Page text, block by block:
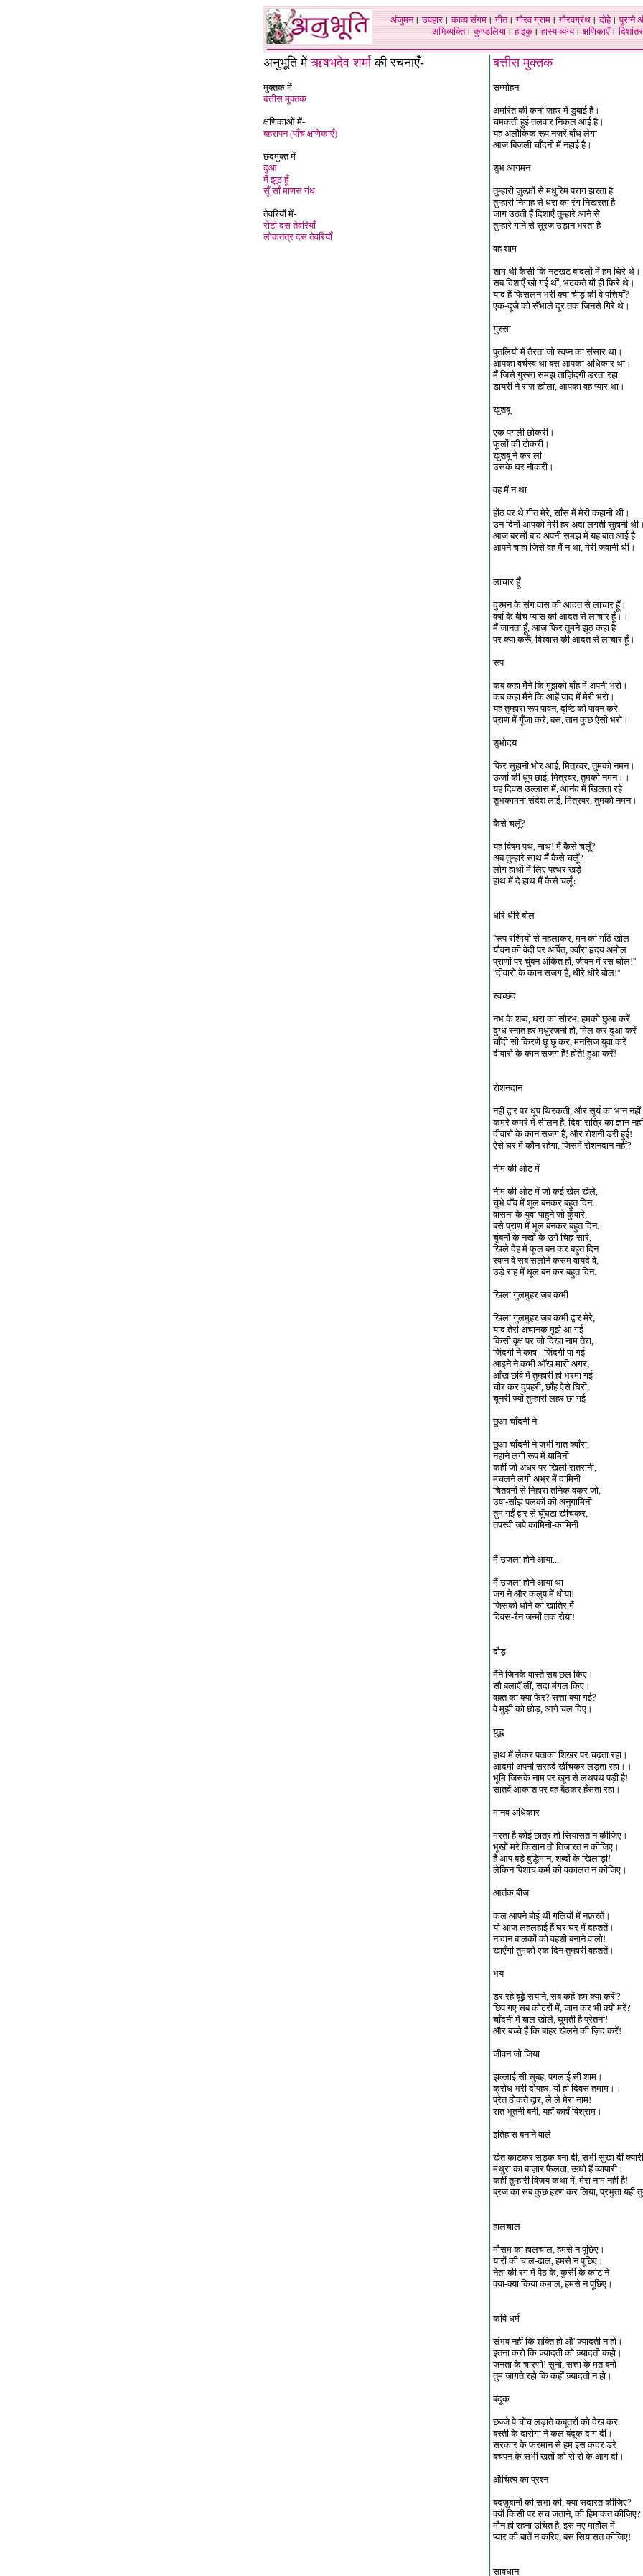
अंजुमन।उपहार।काव्य संगम।गीत।गौरव ग्राम।गौरवग्रंथ।दोहे।पुराने
अभिव्यक्ति।कुण्डलिया।हाइकु।हास्य व्यंग्य।क्षणिकाएँ।दिशांतर
अनुभूति मेंऋषभदेव शर्माकी रचनाएँ-
मुक्तक में-
बत्तीस मुक्तक
क्षणिकाओं में-
बहरापन (पाँच क्षणिकाएँ)
छंदमुक्त में-
दुआ
मैं झूठ हूँ
सूँ साँ माणस गंध
तेवरियों में-
रोटी दस तेवरिया
लोकतंत्र दस तेवरियाँ
बत्तीस मुक्तक
सम्मोहन
अमरित की कनी ज़हर में डुबाई है।
चमकती हुई तलवार निकल आई है।
यह अलौकिक रूप नज़रें बाँध लेगा
आज बिजली चाँदनी में नहाई है।
शुभ आगमन
तुम्हारी ज़ुल्फ़ों से मधुरिम पराग झरता है
तुम्हारी निगाह से धरा का रंग निखरता है
जाग उठती हैं दिशाएँ तुम्हारे आने से
तुम्हारे गाने से सूरज उड़ान भरता है
वह शाम
शाम थी कैसी कि नटखट बादलों में हम घिरे थे।
सब दिशाएँ खो गई थीं, भटकते यों ही फिरे थे।
याद हैं फिसलन भरी क्या चीड़ की वे पत्तियाँ?
एक-दूजे को सँभाले दूर तक जिनसे गिरे थे।
गुस्सा
पुतलियों में तैरता जो स्वप्न का संसार था।
आपका वर्चस्व था बस आपका अधिकार था।
मैं जिसे गुस्सा समझ ताज़िंदगी डरता रहा
डायरी ने राज़ खोला, आपका वह प्यार था।
खुशबू
एक पगली छोकरी।
फूलों की टोकरी।
खुशबू ने कर ली
उसके घर नौकरी।
वह मैं न था
होंठ पर थे गीत मेरे, साँस में मेरी कहानी थी।
उन दिनों आपको मेरी हर अदा लगती सुहानी थी।
आज बरसों बाद अपनी समझ में यह बात आई है
आपने चाहा जिसे वह मैं न था, मेरी जवानी थी।
लाचार हूँ
दुश्मन के संग वास की आदत से लाचार हूँ।
वर्षा के बीच प्यास की आदत से लाचार हूँ।।
मैं जानता हूँ, आज फिर तुमने झूठ कहा है
पर क्या करूँ, विश्वास की आदत से लाचार हूँ।
रूप
कब कहा मैंने कि मुझको बाँह में अपनी भरो।
कब कहा मैंने कि आहें याद में मेरी भरो।
यह तुम्हारा रूप पावन, दृष्टि को पावन करे
प्राण में गूँजा करे, बस, तान कुछ ऐसी भरो।
शुभोदय
फिर सुहानी भोर आई, मित्रवर, तुमको नमन।
ऊर्जा की धूप छाई, मित्रवर, तुमको नमन।।
यह दिवस उल्लास में, आनंद में खिलता रहे
शुभकामना संदेश लाई, मित्रवर, तुमको नमन।
कैसे चलूँ?
यह विषम पथ, नाथ! मैं कैसे चलूँ?
अब तुम्हारे साथ मैं कैसे चलूँ?
लोग हाथों में लिए पत्थर खड़े
हाथ में दे हाथ मैं कैसे चलूँ?
धीरे धीरे बोल
''रूप रश्मियों से नहलाकर, मन की गाँठें खोल
यौवन की वेदी पर अर्पित, क्वाँरा हृदय अमोल
प्राणों पर चुंबन अंकित हों, जीवन में रस घोल!''
''दीवारों के कान सजग हैं, धीरे धीरे बोल!''
स्वच्छंद
नभ के शब्द, धरा का सौरभ, हमको छुआ करें
दुग्ध स्नात हर मधुरजनी हो, मिल कर दुआ करें
चाँदी सी किरणें छू छू कर, मनसिज युवा करें
दीवारों के कान सजग हैं! होते! हुआ करें!
रोशनदान
नहीं द्वार पर धूप थिरकती, और सूर्य का भान नहीं
कमरे कमरे में सीलन है, दिवा रात्रि का ज्ञान नहीं
दीवारों के कान सजग हैं, और रोशनी डरी हुई!
ऐसे घर में कौन रहेगा, जिसमें रोशनदान नहीं?
नीम की ओट में
नीम की ओट में जो कई खेल खेले,
चुभे पाँव में शूल बनकर बहुत दिन.
वासना के युवा पाहुने जो कुँवारे,
बसे प्राण में भूल बनकर बहुत दिन.
चुंबनों के नखों के उगे चिह्न सारे,
खिले देह में फूल बन कर बहुत दिन
स्वप्न वे सब सलोने कसम वायदे वे,
उड़े राह में धूल बन कर बहुत दिन.
खिला गुलमुहर जब कभी
खिला गुलमुहर जब कभी द्वार मेरे,
याद तेरी अचानक मुझे आ गई
किसी वृक्ष पर जो दिखा नाम तेरा,
जिंदगी ने कहा - ज़िंदगी पा गई
आइने ने कभी आँख मारी अगर,
आँख छवि में तुम्हारी ही भरमा गई
चीर कर दुपहरी, छाँह ऐसे घिरी,
चूनरी ज्यों तुम्हारी लहर छा गई
छुआ चाँदनी ने
छुआ चाँदनी ने जभी गात क्वाँरा,
नहाने लगी रूप में यामिनी
कहीं जो अधर पर खिली रातरानी,
मचलने लगी अभ्र में दामिनी
चितवनों से निहारा तनिक वक्र जो,
उषा-साँझ पलकों की अनुगामिनी
तुम गईं द्वार से घूँघटा खींचकर,
तपस्वी जपे कामिनी-कामिनी
मैं उजला होने आया...
मैं उजला होने आया था
जग ने और कलुष में धोया!
जिसको धोने की खातिर मैं
दिवस-रैन जन्मों तक रोया!
दौड़
मैंने जिनके वास्ते सब छल किए।
सौ बलाएँ लीं, सदा मंगल किए।
वक़्त का क्या फेर? सत्ता क्या गई?
वे मुझी को छोड़, आगे चल दिए।
युद्ध
हाथ में लेकर पताका शिखर पर चढ़ता रहा।
आदमी अपनी सरहदें खींचकर लड़ता रहा।।
भूमि जिसके नाम पर खून से लथपथ पड़ी है!
सातवें आकाश पर वह बैठकर हँसता रहा।
मानव अधिकार
मरता है कोई छात्र तो सियासत न कीजिए।
भूखों मरे किसान तो तिजारत न कीजिए।
हैं आप बड़े बुद्धिमान, शब्दों के खिलाड़ी!
लेकिन पिशाच कर्म की वकालत न कीजिए।
आतंक बीज
कल आपने बोई थीं गलियों में नफ़रतें।
यों आज लहलहाई हैं घर घर में दहशतें।
नादान बालकों को वहशी बनाने वालो!
खाएँगी तुमको एक दिन तुम्हारी वहशतें।
भय
डर रहे बूढ़े सयाने, सब कहें 'हम क्या करें'?
छिप गए सब कोटरों में, जान कर भी क्यों मरें?
चाँदनी में बाल खोले, घूमती है प्रेतनी!
और बच्चे हैं कि बाहर खेलने की ज़िद करें!
जीवन जो जिया
झल्लाई सी सुबह, पगलाई सी शाम।
क्रोध भरी दोपहर, यों ही दिवस तमाम।।
प्रेत ठोकते द्वार, ले ले मेरा नाम!
रात भूतनी बनी, यहाँ कहाँ विश्राम।
इतिहास बनाने वाले
खेत काटकर सड़क बना दी, सभी सुखा दीं
मथुरा का बाज़ार फैलता, ऊधो हैं व्यापारी।
कहीं तुम्हारी विजय कथा में, मेरा नाम नहीं है!
ब्रज का सब कुछ हरण कर लिया, प्रभुता यही
हालचाल
मौसम का हालचाल, हमसे न पूछिए।
यारों की चाल-ढाल, हमसे न पूछिए।
नेता की रग में पैठ के, कुर्सी के कीट ने
क्या-क्या किया कमाल, हमसे न पूछिए।
कवि धर्म
संभव नहीं कि शक्ति हो औ' ज़्यादती न हो।
इतना करो कि ज़्यादती को ज़्यादती कहो।
जनता के चारणो! सुनो, सत्ता के मत बनो
तुम जागते रहो कि कहीं ज़्यादती न हो।
बंदूक
छज्जे पे चोंच लड़ाते कबूतरों को देख कर
बस्ती के दारोगा ने कल बंदूक दाग दी।
सरकार के फरमान से हम इस कदर डरे
बचपन के सभी खतों को रो रो के आग दी।
औचित्य का प्रश्न
बदज़ुबानों की सभा की, क्या सदारत कीजिए?
क्यों किसी पर सच जताने, की हिमाकत कीजिए?
मौन ही रहना उचित है, इस नए माहौल में
प्यार की बातें न करिए, बस सियासत कीजिए!
सावधान